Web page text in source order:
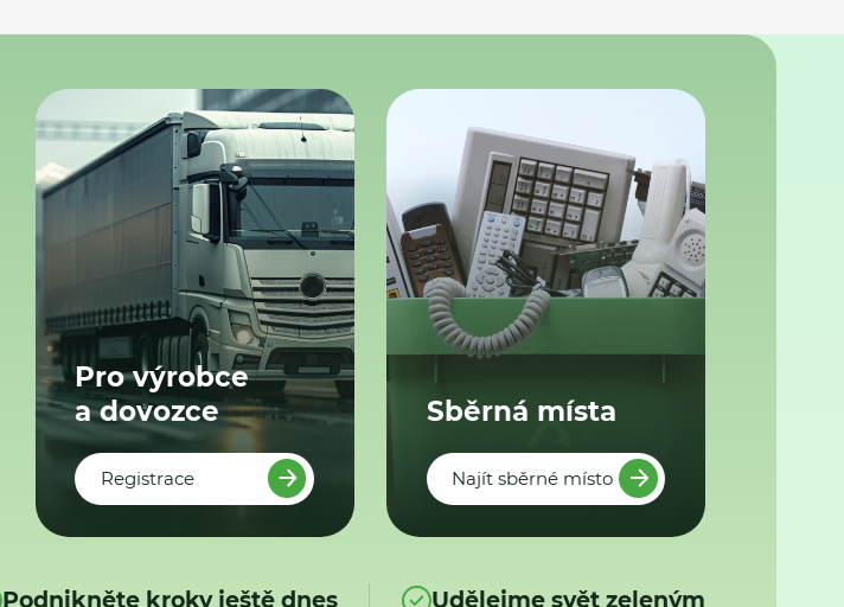
Pro výrobce
a dovozce
Registrace
Sběrná místa
Najít sběrné místo
Podnikněte kroky ještě dnes Udělejme svět zeleným